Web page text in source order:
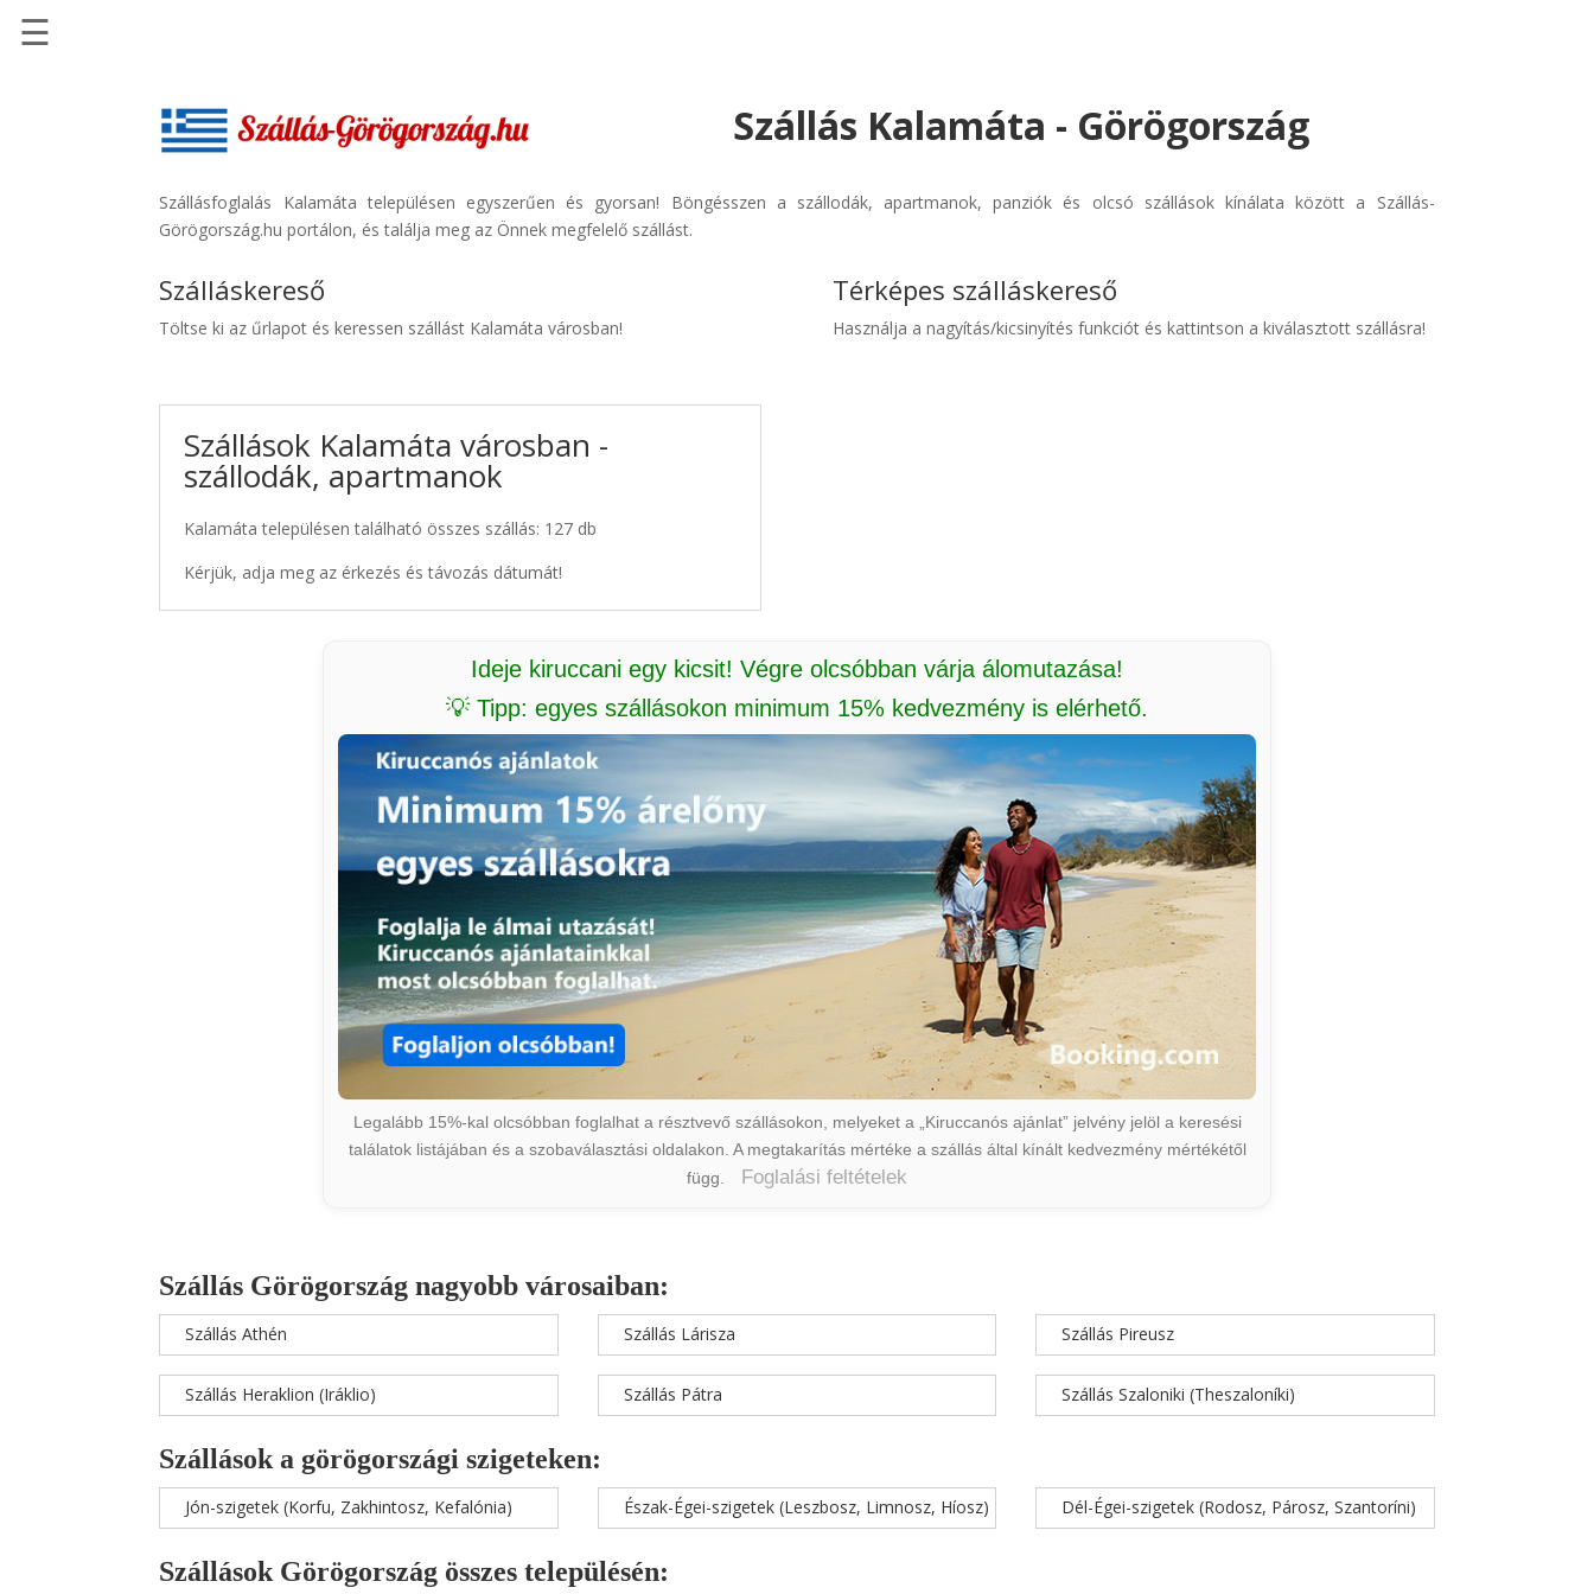
Szállásinfo.eu
Repülőjegy
Autóbérlés
☰
Szállás Kalamáta - Görögország
Szállásfoglalás Kalamáta településen egyszerűen és gyorsan! Böngésszen a szállodák, apartmanok, panziók és olcsó szállások kínálata között a Szállás-
Görögország.hu portálon, és találja meg az Önnek megfelelő szállást.
Szálláskereső
Töltse ki az űrlapot és keressen szállást Kalamáta városban!
Szállások Kalamáta városban -
szállodák, apartmanok
Kalamáta településen található összes szállás: 127 db
Kérjük, adja meg az érkezés és távozás dátumát!
Térképes szálláskereső
Használja a nagyítás/kicsinyítés funkciót és kattintson a kiválasztott szállásra!
Ideje kiruccani egy kicsit! Végre olcsóbban várja álomutazása!
💡 Tipp: egyes szállásokon minimum 15% kedvezmény is elérhető.
Legalább 15%-kal olcsóbban foglalhat a résztvevő szállásokon, melyeket a „Kiruccanós ajánlat” jelvény jelöl a keresési
találatok listájában és a szobaválasztási oldalakon. A megtakarítás mértéke a szállás által kínált kedvezmény mértékétől
függ.
Foglalási feltételek
Szállás Görögország nagyobb városaiban:
Szállás Athén
Szállás Heraklion (Iráklio)
Szállás Lárisza
Szállás Pátra
Szállás Pireusz
Szállás Szaloniki (Theszaloníki)
Szállások a görögországi szigeteken:
Jón-szigetek (Korfu, Zakhintosz, Kefalónia) Észak-Égei-szigetek (Leszbosz, Limnosz, Híosz) Dél-Égei-szigetek (Rodosz, Párosz, Szantoríni)
Szállások Görögország összes településén: